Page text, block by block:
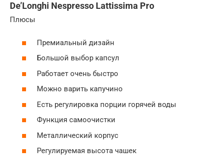
De’Longhi Nespresso Lattissima Pro
Плюсы
Премиальный дизайн
Большой выбор капсул
Работает очень быстро
Можно варить капучино
Есть регулировка порции горячей воды
Функция самоочистки
Металлический корпус
Регулируемая высота чашек